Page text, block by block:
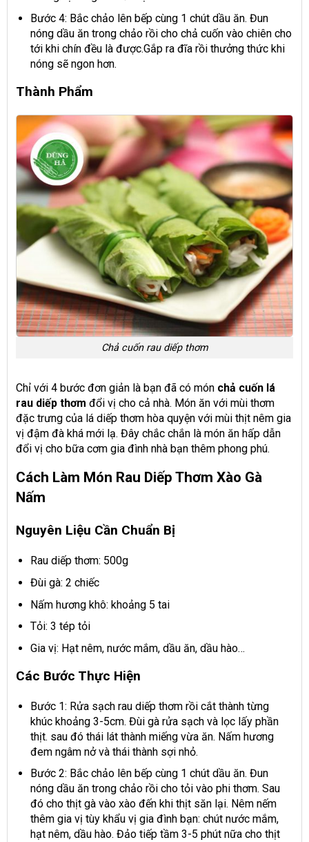
Bước 4: Bắc chảo lên bếp cùng 1 chút dầu ăn. Đun
nóng dầu ăn trong chảo rồi cho chả cuốn vào chiên cho
tới khi chín đều là được.Gắp ra đĩa rồi thưởng thức khi
nóng sẽ ngon hơn.
Thành Phẩm
Chả cuốn rau diếp thơm
Chỉ với 4 bước đơn giản là bạn đã có món chả cuốn lá
rau diếp thơm đổi vị cho cả nhà. Món ăn với mùi thơm
đặc trưng của lá diếp thơm hòa quyện với mùi thịt nêm gia
vị đậm đà khá mới lạ. Đây chắc chắn là món ăn hấp dẫn
đổi vị cho bữa cơm gia đình nhà bạn thêm phong phú.
Cách Làm Món Rau Diếp Thơm Xào Gà
Nấm
Nguyên Liệu Cần Chuẩn Bị
Rau diếp thơm: 500g
Đùi gà: 2 chiếc
Nấm hương khô: khoảng 5 tai
Tỏi: 3 tép tỏi
Gia vị: Hạt nêm, nước mắm, dầu ăn, dầu hào…
Các Bước Thực Hiện
Bước 1: Rửa sạch rau diếp thơm rồi cắt thành từng
khúc khoảng 3-5cm. Đùi gà rửa sạch và lọc lấy phần
thịt. sau đó thái lát thành miếng vừa ăn. Nấm hương
đem ngâm nở và thái thành sợi nhỏ.
Bước 2: Bắc chảo lên bếp cùng 1 chút dầu ăn. Đun
nóng dầu ăn trong chảo rồi cho tỏi vào phi thơm. Sau
đó cho thịt gà vào xào đến khi thịt săn lại. Nêm nếm
thêm gia vị tùy khẩu vị gia đình bạn: chút nước mắm,
hạt nêm, dầu hào. Đảo tiếp tầm 3-5 phút nữa cho thịt